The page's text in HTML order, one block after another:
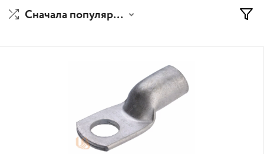
Сначала популярные